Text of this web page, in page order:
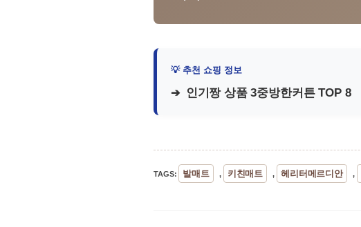
인기짱 상품 3중방한커튼 TOP 8
TAGS: 발매트 , 키친매트 , 헤리터메르디안 ,